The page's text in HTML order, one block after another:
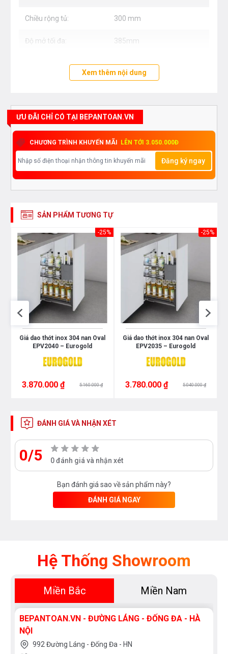
Chiều rộng tủ: 300 mm
Độ mở tối đa: 385mm
Xem thêm nội dung
ƯU ĐÃI CHỈ CÓ TẠI BEPANTOAN.VN
CHƯƠNG TRÌNH KHUYẾN MÃI LÊN TỚI 3.050.000Đ
Đăng ký ngay
SẢN PHẨM TƯƠNG TỰ
-25%
Giá dao thớt inox 304 nan Oval
EPV2040 – Eurogold
3.870.000 ₫ 5.160.000 ₫
-25%
Giá dao thớt inox 304 nan Oval
EPV2035 – Eurogold
3.780.000 ₫ 5.040.000 ₫
ĐÁNH GIÁ VÀ NHẬN XÉT
0/5 0 đánh giá và nhận xét
Bạn đánh giá sao về sản phẩm này?
ĐÁNH GIÁ NGAY
Hệ Thống Showroom
Miền Bắc Miền Nam
BEPANTOAN.VN - ĐƯỜNG LÁNG - ĐỐNG ĐA - HÀ
NỘI
992 Đường Láng - Đống Đa - HN